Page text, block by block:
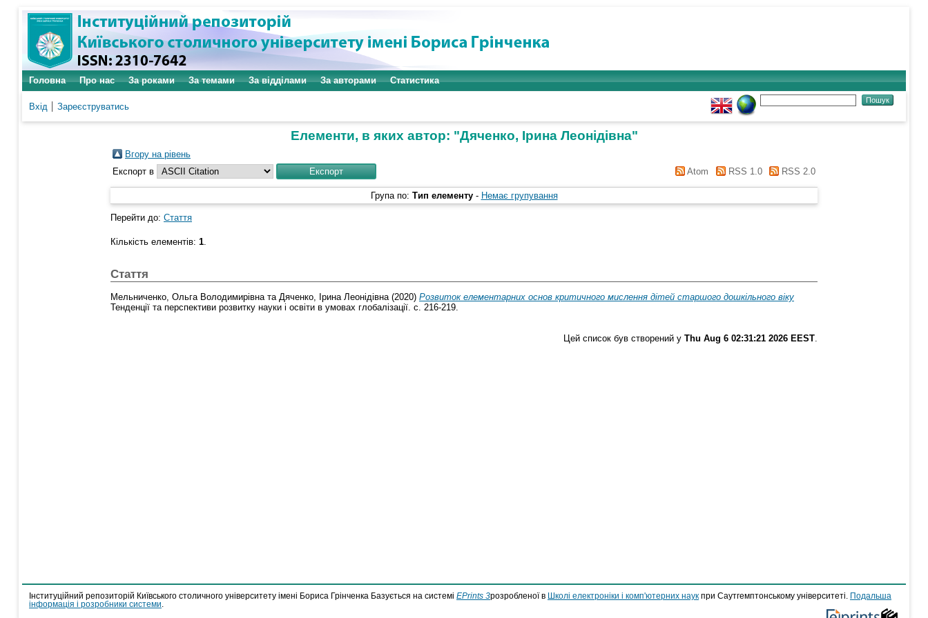
Головна Про нас За роками За темами За відділами За авторами Статистика
Вхід Зареєструватись
Елементи, в яких автор: "Дяченко, Ірина Леонідівна"
Вгору на рівень
Експорт в
Atom RSS 1.0 RSS 2.0
Група по: Тип елементу - Немає групування
Перейти до: Стаття
Кількість елементів: 1.
Стаття
Мельниченко, Ольга Володимирівна та Дяченко, Ірина Леонідівна (2020) Розвиток елементарних основ критичного мислення дітей старшого дошкільного віку
Тенденції та перспективи розвитку науки і освіти в умовах глобалізації. с. 216-219.
Цей список був створений у Thu Aug 6 02:31:21 2026 EEST
Інституційний репозиторій Київського столичного університету імені Бориса Грінченка Базується на системі EPrints 3розробленої в Школі електроніки і комп'ютерних наук при Саутгемптонському університеті.
Подальша
інформація і розробники системи